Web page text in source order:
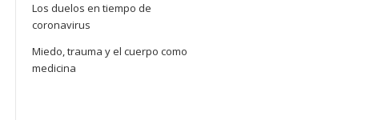
Los duelos en tiempo de
coronavirus
Miedo, trauma y el cuerpo como
medicina